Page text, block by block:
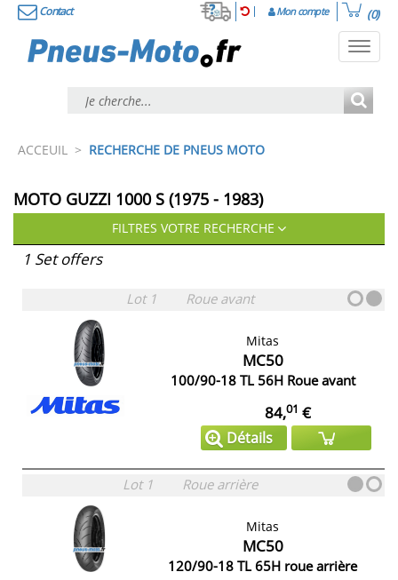
Contact Mon compte (0)
ACCEUIL > RECHERCHE DE PNEUS MOTO
MOTO GUZZI 1000 S (1975 - 1983)
FILTRES VOTRE RECHERCHE
1 Set offers
Lot 1 Roue avant
Mitas
MC50
100/90-18 TL 56H Roue avant
84,01 €
Détails
Lot 1 Roue arrière
Mitas
MC50
120/90-18 TL 65H roue arrière